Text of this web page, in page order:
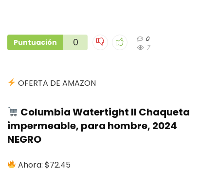
Puntuación 0
0
7
OFERTA DE AMAZON
Columbia Watertight II Chaqueta
impermeable, para hombre, 2024
NEGRO
Ahora: $72.45